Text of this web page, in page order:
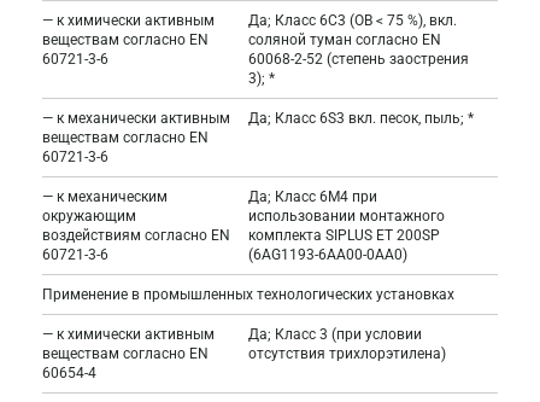
— к химически активным
веществам согласно EN
60721-3-6
Да; Класс 6C3 (ОВ < 75 %), вкл.
соляной туман согласно EN
60068-2-52 (степень заострения
3); *
— к механически активным
веществам согласно EN
60721-3-6
Да; Класс 6S3 вкл. песок, пыль; *
— к механическим
окружающим
воздействиям согласно EN
60721-3-6
Да; Класс 6M4 при
использовании монтажного
комплекта SIPLUS ET 200SP
(6AG1193-6AA00-0AA0)
Применение в промышленных технологических установках
— к химически активным
веществам согласно EN
60654-4
Да; Класс 3 (при условии
отсутствия трихлорэтилена)